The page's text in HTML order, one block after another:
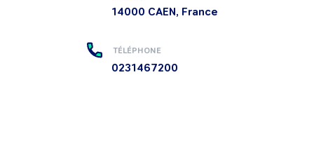
14000 CAEN, France
TÉLÉPHONE
0231467200